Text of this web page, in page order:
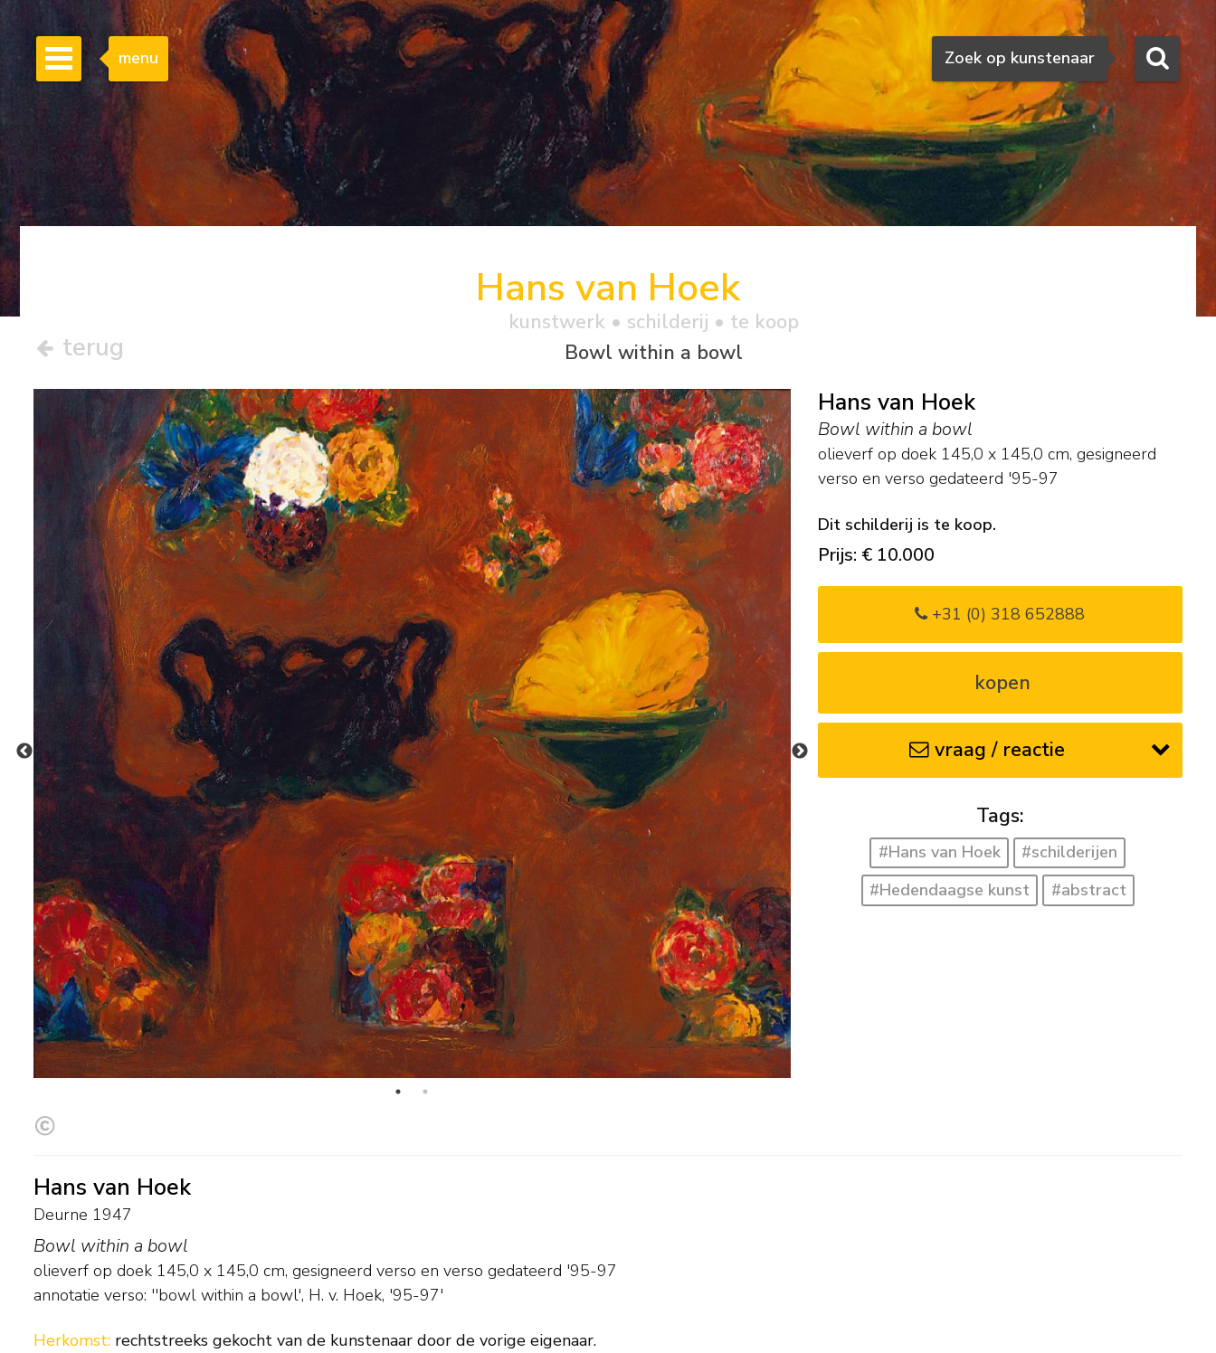
Zoeken
Zoek op kunstenaar
menu
terug
Hans van Hoek
kunstwerk • schilderij • te koop
Bowl within a bowl
Hans van Hoek
Bowl within a bowl
olieverf op doek 145,0 x 145,0 cm, gesigneerd
verso en verso gedateerd '95-97
Dit schilderij is te koop.
Prijs: € 10.000
+31 (0) 318 652888
kopen
vraag / reactie
Tags:
#Hans van Hoek
#schilderijen
#Hedendaagse kunst
#abstract
Hans van Hoek
Deurne 1947
Bowl within a bowl
olieverf op doek 145,0 x 145,0 cm, gesigneerd verso en verso gedateerd '95-97
annotatie verso: ''bowl within a bowl', H. v. Hoek, '95-97'
Herkomst: rechtstreeks gekocht van de kunstenaar door de vorige eigenaar.